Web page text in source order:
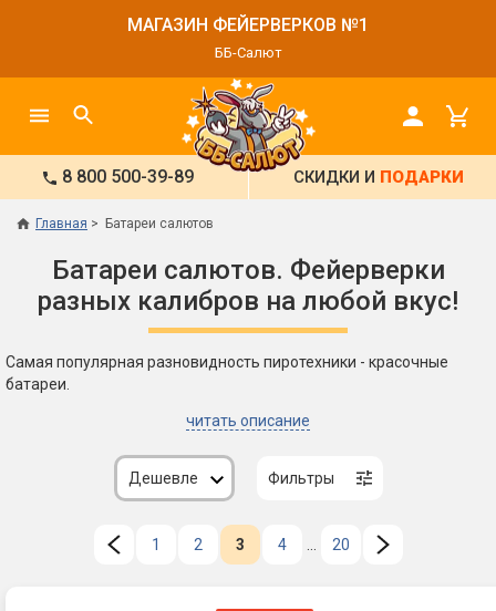
МАГАЗИН ФЕЙЕРВЕРКОВ №1
ББ-Салют
8 800 500-39-89 СКИДКИ И ПОДАРКИ
Главная Батареи салютов
Батареи салютов. Фейерверки
разных калибров на любой вкус!
Самая популярная разновидность пиротехники - красочные
батареи.
читать описание
Дешевле Фильтры
1 2 3 4 20